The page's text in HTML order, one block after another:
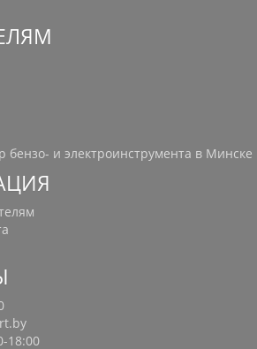
бензо- и электроинструмента в Минске
18:00